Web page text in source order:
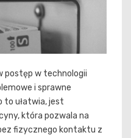
postęp w technologii
i sprawne
to ułatwia, jest
która pozwala na
fizycznego kontaktu z